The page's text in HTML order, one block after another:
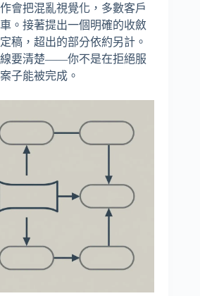
會把混亂視覺化，多數客戶
。接著提出一個明確的收斂
稿，超出的部分依約另計。
要清楚——你不是在拒絕服
子能被完成。